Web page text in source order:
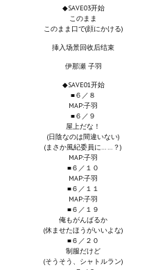
◆SAVE03开始
このまま
このまま口で(顔にかける)
挿入场景回收后结束
伊那瀬 子羽
◆SAVE01开始
■６／８
MAP:子羽
■６／９
屋上だな！
(日陰なのは間違いない)
(まさか風紀委員に……？)
MAP:子羽
■６／１０
MAP:子羽
■６／１１
MAP:子羽
■６／１９
俺もがんばるか
(休ませたほうがいいよな)
■６／２０
制服だけど
(そうそう、シャトルラン)